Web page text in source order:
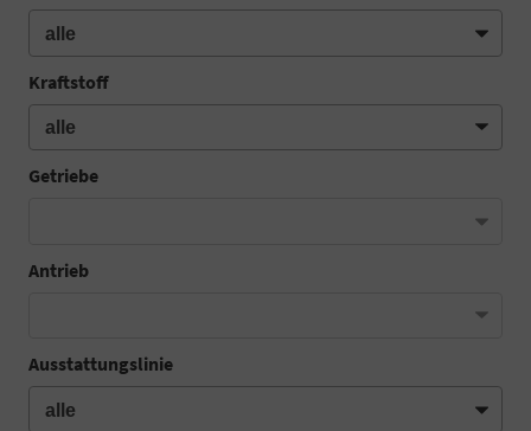
Kraftstoff
Getriebe
Antrieb
Ausstattungslinie